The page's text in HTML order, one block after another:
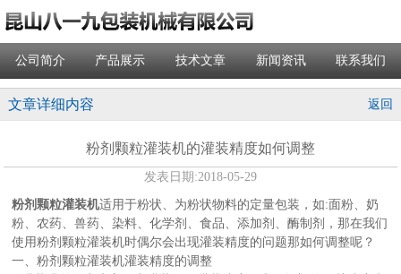
公司简介 产品展示 技术文章 新闻资讯 联系我们
文章详细内容 返回
粉剂颗粒灌装机的灌装精度如何调整
发表日期:2018-05-29
粉剂颗粒灌装机适用于粉状、为粉状物料的定量包装，如:面粉、奶
粉、农药、兽药、染料、化学剂、食品、添加剂、酶制剂，那在我们
使用粉剂颗粒灌装机时偶尔会出现灌装精度的问题那如何调整呢？
一、粉剂颗粒灌装机灌装精度的调整